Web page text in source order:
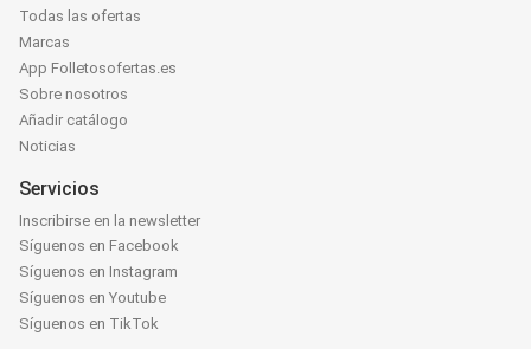
Todas las ofertas
Marcas
App Folletosofertas.es
Sobre nosotros
Añadir catálogo
Noticias
Servicios
Inscribirse en la newsletter
Síguenos en Facebook
Síguenos en Instagram
Síguenos en Youtube
Síguenos en TikTok